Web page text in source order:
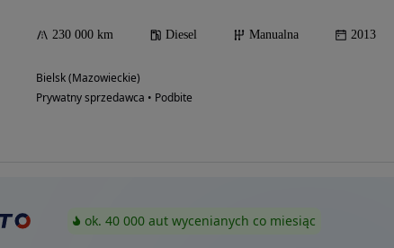
230 000 km Diesel Manualna 2013
Bielsk (Mazowieckie)
Prywatny sprzedawca • Podbite
ok. 40 000 aut wycenianych co miesiąc